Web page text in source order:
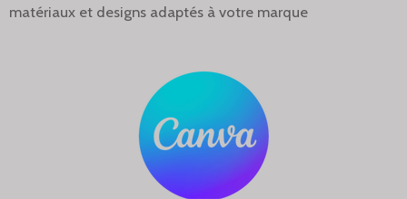
matériaux et designs adaptés à votre marque